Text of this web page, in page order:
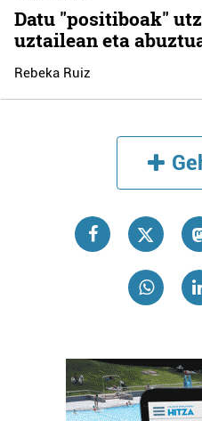
Datu "positiboak"
uztailean eta
Rebeka Ruiz